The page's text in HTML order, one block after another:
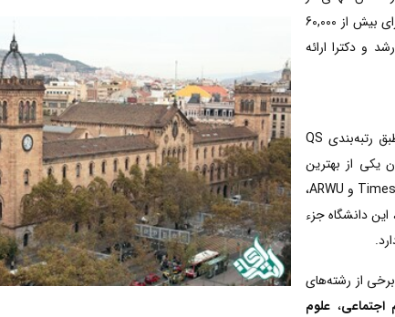
توسعه علم، فرهنگ و جامعه ایفا کرده است. دانشگاه بارسلونا در حال حاضر دارای بیش از 60,000
و دکترا ارائه
در رتبه‌بندی‌های جهانی، دانشگاه بارسلونا یکی از دانشگاه‌های پیشرو است. طبق رتبه‌بندی QS
به‌عنوان یکی از بهترین
دانشگاه‌ها شناخته می‌شود. همچنین، در رتبه‌بندی Times Higher Education (THE) و ARWU،
سطح ملی، این دانشگاه جزء
برخی از رشته‌های
اجتماعی، علوم